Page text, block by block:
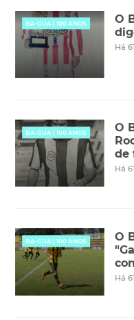
BA-GUA | 100 ANOS
O
Há
BA-GUA | 100 ANOS
O
de
Há
BA-GUA | 100 ANOS
O
Há